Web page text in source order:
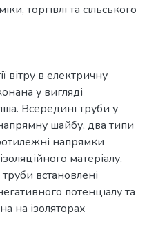
торгівлі та сільського
вітру в електричну
у вигляді
Всередині труби у
шайбу, два типи
напрямки
матеріалу,
встановлені
потенціалу та
на ізоляторах